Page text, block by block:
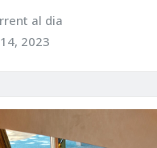
al dia
2023